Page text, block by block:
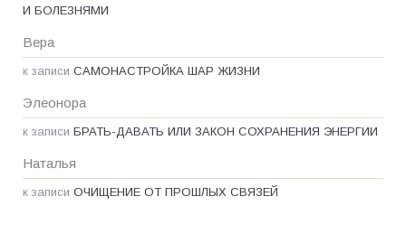
И БОЛЕЗНЯМИ
Вера
к записи САМОНАСТРОЙКА ШАР ЖИЗНИ
Элеонора
к записи БРАТЬ-ДАВАТЬ ИЛИ ЗАКОН СОХРАНЕНИЯ ЭНЕРГИИ
Наталья
к записи ОЧИЩЕНИЕ ОТ ПРОШЛЫХ СВЯЗЕЙ